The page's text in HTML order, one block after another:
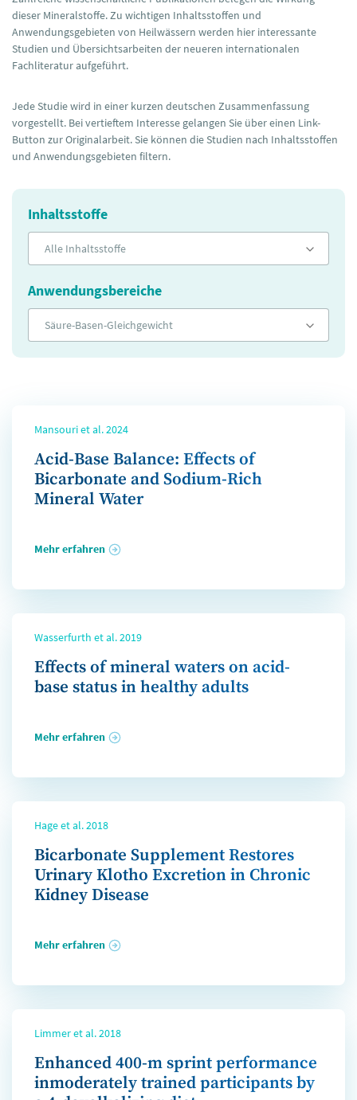
dieser Mineralstoffe. Zu wichtigen Inhaltsstoffen und
Anwendungsgebieten von Heilwässern werden hier interessante
Studien und Übersichtsarbeiten der neueren internationalen
Fachliteratur aufgeführt.
Jede Studie wird in einer kurzen deutschen Zusammenfassung
vorgestellt. Bei vertieftem Interesse gelangen Sie über einen Link-
Button zur Originalarbeit. Sie können die Studien nach Inhaltsstoffen
und Anwendungsgebieten filtern.
Inhaltsstoffe
Alle Inhaltsstoffe
Anwendungsbereiche
Säure-Basen-Gleichgewicht
Mansouri et al. 2024
Acid-Base Balance: Effects of
Bicarbonate and Sodium-Rich
Mineral Water
Mehr erfahren
Wasserfurth et al. 2019
Effects of mineral waters on acid-
base status in healthy adults
Mehr erfahren
Hage et al. 2018
Bicarbonate Supplement Restores
Urinary Klotho Excretion in Chronic
Kidney Disease
Mehr erfahren
Limmer et al. 2018
Enhanced 400-m sprint performance
inmoderately trained participants by